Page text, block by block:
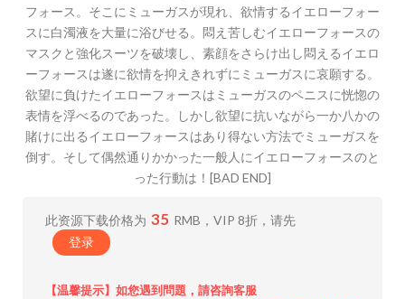
フォース。そこにミューガスが現れ、欲情するイエローフォー
スに白濁液を大量に浴びせる。悶え苦しむイエローフォースの
マスクと強化スーツを破壊し、素顔をさらけ出し悶えるイエロ
ーフォースは遂に欲情を抑えきれずにミューガスに哀願する。
欲望に負けたイエローフォースはミューガスのペニスに恍惚の
表情を浮べるのであった。しかし欲望に抗いながら一か八かの
賭けに出るイエローフォースはあり得ない方法でミューガスを
倒す。そして偶然通りかかった一般人にイエローフォースのと
った行動は！[BAD END]
此资源下载价格为 35 RMB，VIP 8折，请先
登录
【温馨提示】如您遇到問題，請咨詢客服